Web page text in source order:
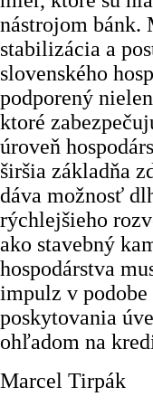
nástrojom bánk.
stabilizácia a
slovenského
podporený
ktoré
úroveň
širšia základňa
dáva možnosť
rýchlejšieho
ako stavebný
hospodárstva
impulz v
poskytovania
ohľadom na
Marcel Tirpák